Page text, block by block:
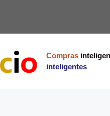
Compras
inteligentes